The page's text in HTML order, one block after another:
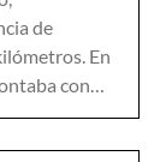
de
En
con…